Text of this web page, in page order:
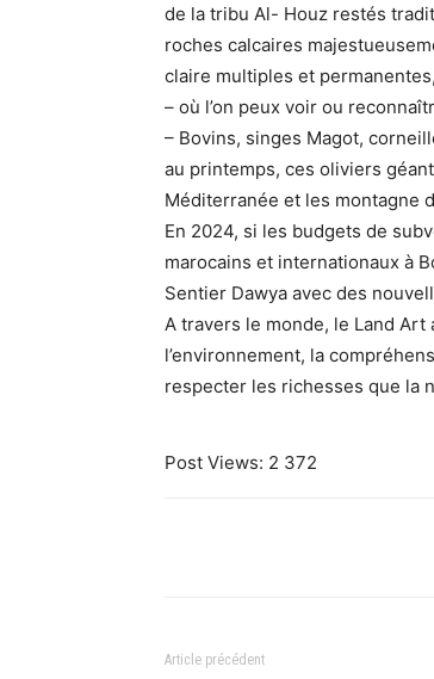
de la tribu Al- Houz restés
roches calcaires
claire multiples et
– où l’on peux voir ou
– Bovins, singes Magot,
au printemps, ces oliviers
Méditerranée et les montagne
En 2024, si les budgets de
marocains et internationaux à
Sentier Dawya avec des
A travers le monde, le Land
l’environnement, la
respecter les richesses que la
Post Views: 2 372
Article précédent